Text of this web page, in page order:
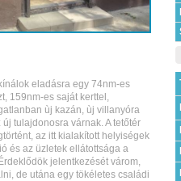
eladásra egy 74nm-es
159nm-es saját kerttel,
ùj kazán, ùj villanyóra
tulajdonosra várnak. A tetőtér
az itt kialakított helyiségek
és az üzletek ellátottsága a
jelentkezését várom,
de utána egy tökéletes családi